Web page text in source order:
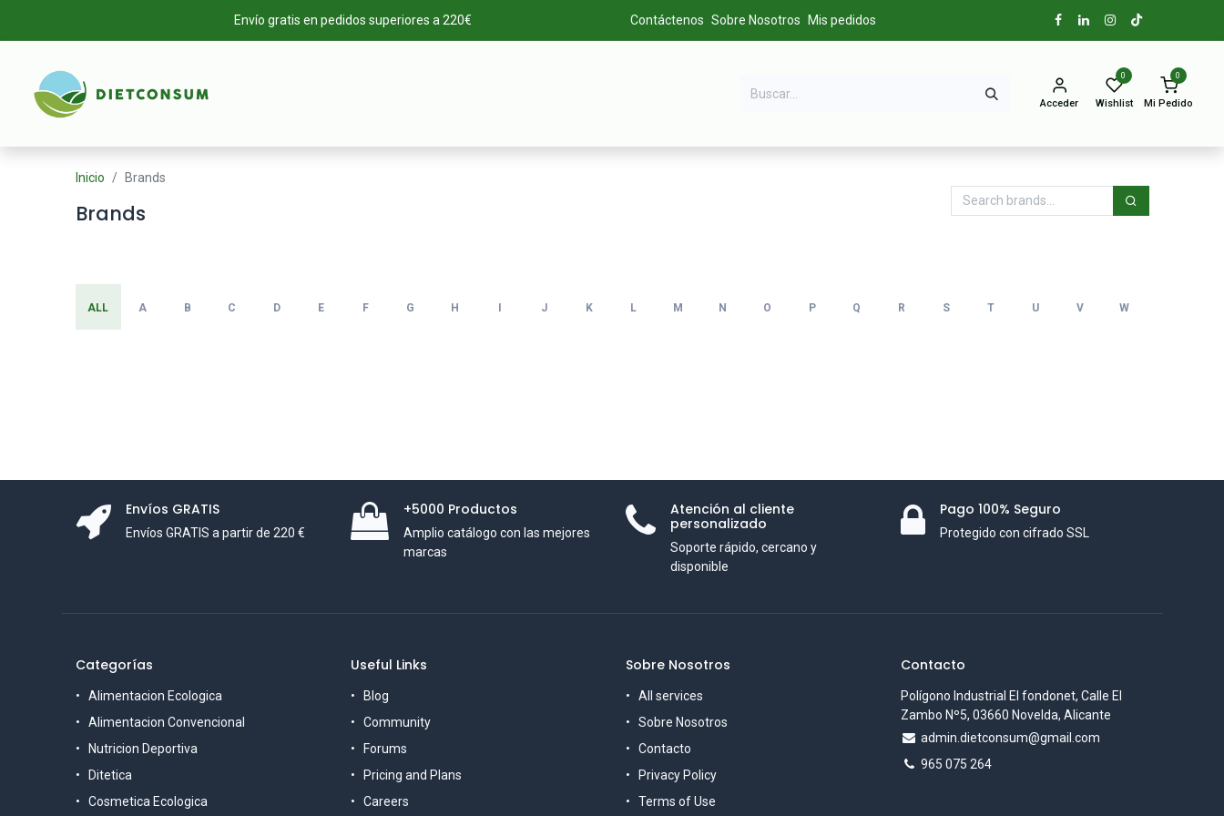
Envío gratis en pedidos superiores a 220€ Contáctenos Sobre Nosotros Mis pedidos
Acceder
0
Wishlist
0
Mi Pedido
Inicio Brands
Brands
ALL A B C D E F G H J K L M N O P Q R S T U V W
Envíos GRATIS
Envíos GRATIS a partir de 220 €
+5000 Productos
Amplio catálogo con las mejores
marcas
Atención al cliente
personalizado
Soporte rápido, cercano y
disponible
Pago 100% Seguro
Protegido con cifrado SSL
Categorías
Alimentacion Ecologica
Alimentacion Convencional
Nutricion Deportiva
Ditetica
Cosmetica Ecologica
Useful Links
Blog
Community
Forums
Pricing and Plans
Careers
Sobre Nosotros
All services
Sobre Nosotros
Contacto
Privacy Policy
Terms of Use
Contacto
Polígono Industrial El fondonet, Calle El
Zambo Nº5, 03660 Novelda, Alicante
admin.dietconsum@gmail.com
965 075 264